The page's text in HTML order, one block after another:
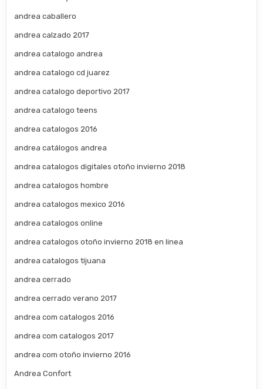
andrea caballero
andrea calzado 2017
andrea catalogo andrea
andrea catalogo cd juarez
andrea catalogo deportivo 2017
andrea catalogo teens
andrea catalogos 2016
andrea catálogos andrea
andrea catalogos digitales otoño invierno 2018
andrea catalogos hombre
andrea catalogos mexico 2016
andrea catalogos online
andrea catalogos otoño invierno 2018 en linea
andrea catalogos tijuana
andrea cerrado
andrea cerrado verano 2017
andrea com catalogos 2016
andrea com catalogos 2017
andrea com otoño invierno 2016
Andrea Confort